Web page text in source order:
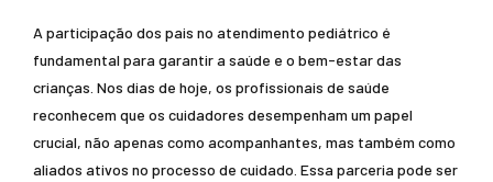
A participação dos pais no atendimento pediátrico é
fundamental para garantir a saúde e o bem-estar das
crianças. Nos dias de hoje, os profissionais de saúde
reconhecem que os cuidadores desempenham um papel
crucial, não apenas como acompanhantes, mas também como
aliados ativos no processo de cuidado. Essa parceria pode ser